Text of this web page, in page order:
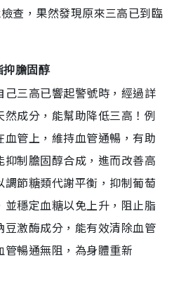
查，果然發現原來三高已到臨
抑膽固醇
三高已響起警號時，經過詳
成分，能幫助降低三高！例
管上，維持血管通暢，有助
制膽固醇合成，進而改善高
節糖類代謝平衡，抑制葡萄
穩定血糖以免上升，阻止脂
激酶成分，能有效清除血管
暢通無阻，為身體重新